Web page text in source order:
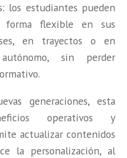
los estudiantes pueden
forma flexible en sus
en trayectos o en
sin perder
generaciones, esta
operativos y
actualizar contenidos
la personalización, al